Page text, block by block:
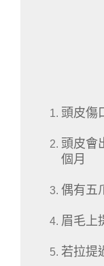
頭皮傷
頭皮會
個月
偶有五
眉毛上
若拉提